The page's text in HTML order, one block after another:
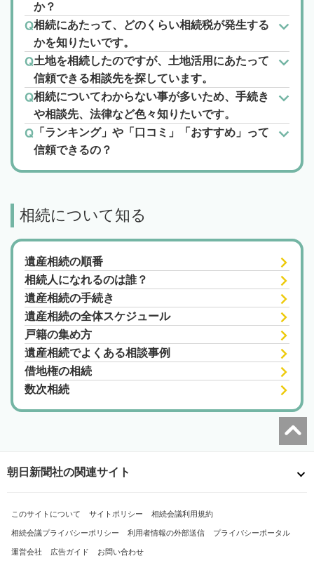
か？
相続にあたって、どのくらい相続税が発生する
かを知りたいです。
土地を相続したのですが、土地活用にあたって
信頼できる相談先を探しています。
相続についてわからない事が多いため、手続き
や相談先、法律など色々知りたいです。
「ランキング」や「口コミ」「おすすめ」って
信頼できるの？
相続について知る
遺産相続の順番
相続人になれるのは誰？
遺産相続の手続き
遺産相続の全体スケジュール
戸籍の集め方
遺産相続でよくある相談事例
借地権の相続
数次相続
朝日新聞社の関連サイト
このサイトについて サイトポリシー 相続会議利用規約
相続会議プライバシーポリシー 利用者情報の外部送信 プライバシーポータル
運営会社 広告ガイド お問い合わせ